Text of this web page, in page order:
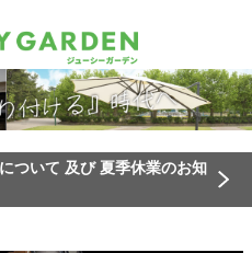
ついて 及び 夏季休業のお知